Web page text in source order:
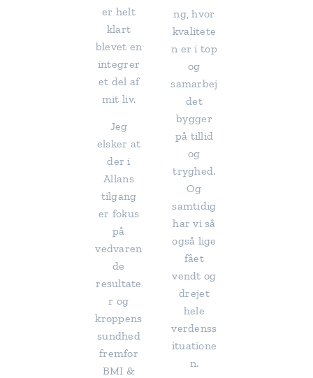
er helt
klart
blevet en
integrer
et del af
mit liv.
Jeg
elsker at
der i
Allans
tilgang
er fokus
på
vedvaren
de
resultate
r og
kroppens
sundhed
fremfor
BMI &
ng, hvor
kvalitete
n er i top
og
samarbej
det
bygger
på tillid
og
tryghed.
Og
samtidig
har vi så
også lige
fået
vendt og
drejet
hele
verdenss
ituatione
n.